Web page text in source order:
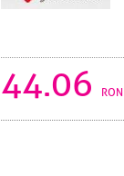
44.06 RON